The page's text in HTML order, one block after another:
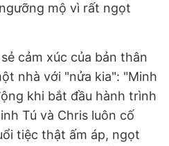
mộ vì rất ngọt
cảm xúc của bản thân
nhà với "nửa kia": "Minh
khi bắt đầu hành trình
Tú và Chris luôn cố
tiệc thật ấm áp, ngọt